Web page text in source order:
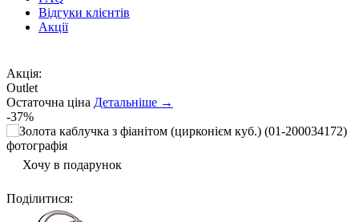
Відгуки клієнтів
Акції
Акція:
Outlet
Остаточна ціна Детальніше →
-37%
Хочу в подарунок
Поділитися: